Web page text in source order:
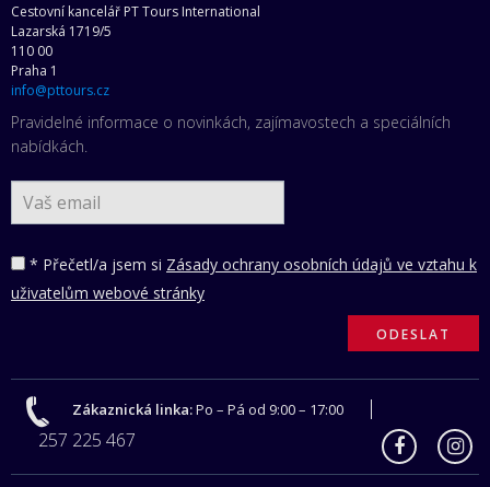
Cestovní kancelář PT Tours International
Lazarská 1719/5
110 00
Praha 1
info@pttours.cz
Pravidelné informace o novinkách, zajímavostech a speciálních
nabídkách.
* Přečetl/a jsem si Zásady ochrany osobních údajů ve vztahu k
uživatelům webové stránky
Zákaznická linka:Po – Pá od 9:00 – 17:00
257 225 467